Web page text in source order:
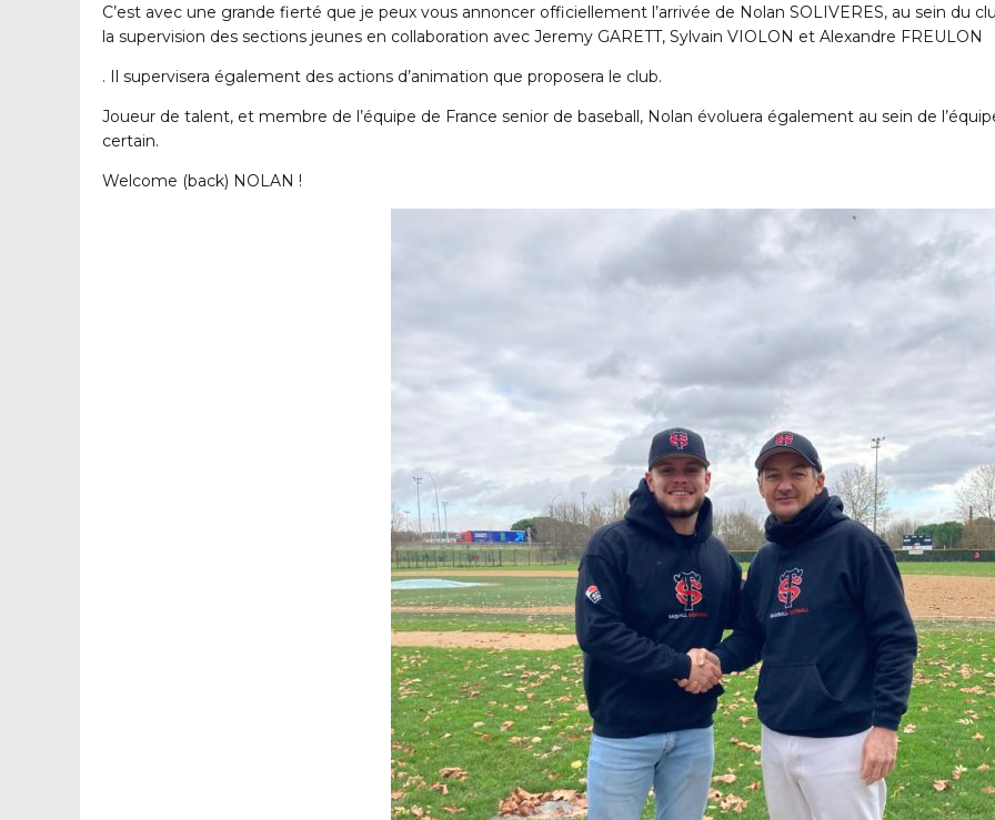
C’est avec une grande fierté que je peux vous annoncer officiellement l’arrivée de Nolan SOLIVERES, au sein du
la supervision des sections jeunes en collaboration avec Jeremy GARETT, Sylvain VIOLON et Alexandre FREULON
. Il supervisera également des actions d’animation que proposera le club.
Joueur de talent, et membre de l’équipe de France senior de baseball, Nolan évoluera également au sein de
certain.
Welcome (back) NOLAN !